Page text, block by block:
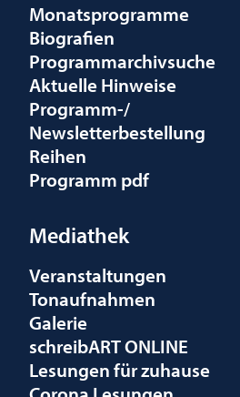
Monatsprogramme
Biografien
Programmarchivsuche
Aktuelle Hinweise
Programm-/
Newsletterbestellung
Reihen
Programm pdf
Mediathek
Veranstaltungen
Tonaufnahmen
Galerie
schreibART ONLINE
Lesungen für zuhause